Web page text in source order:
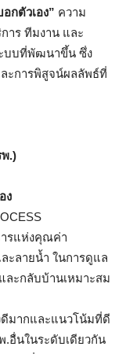
กตัวเอง” ความ
าร ทีมงาน และ
บบที่พัฒนาขึ้น ซึ่ง
ะการพิสูจน์ผลลัพธ์ที่
.)
ง
ารแห่งคุณค่า
ะลายน้ำ ในการดูแล
ละกลับบ้านเหมาะสม
ดีมากและแนวโน้มที่ดี
.อื่นในระดับเดียวกัน